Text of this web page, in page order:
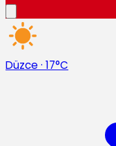
Düzce · 17°C